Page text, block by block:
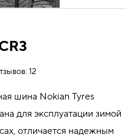
12
шина Nokian Tyres
для эксплуатации зимой
отличается надежным